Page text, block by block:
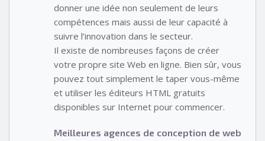
donner une idée non seulement de leurs
compétences mais aussi de leur capacité à
suivre l’innovation dans le secteur.
Il existe de nombreuses façons de créer
votre propre site Web en ligne. Bien sûr, vous
pouvez tout simplement le taper vous-même
et utiliser les éditeurs HTML gratuits
disponibles sur Internet pour commencer.
Meilleures agences de conception de web